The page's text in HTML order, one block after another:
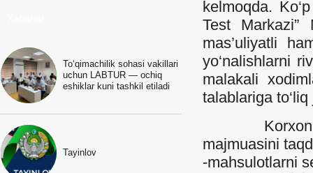
To‘qimachilik sohasi vakillari
uchun LABTUR — ochiq
eshiklar kuni tashkil etiladi
Tayinlov
kelmoqda.
Test Markazi”
mas’uliyatli
yo‘nalishlarni
malakali
talablariga
majmuasini
-mahsulotlarni